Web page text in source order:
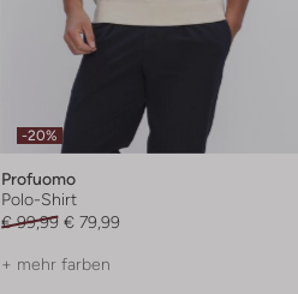
-20%
Profuomo
Polo-Shirt
€ 99,99 € 79,99
+ mehr farben